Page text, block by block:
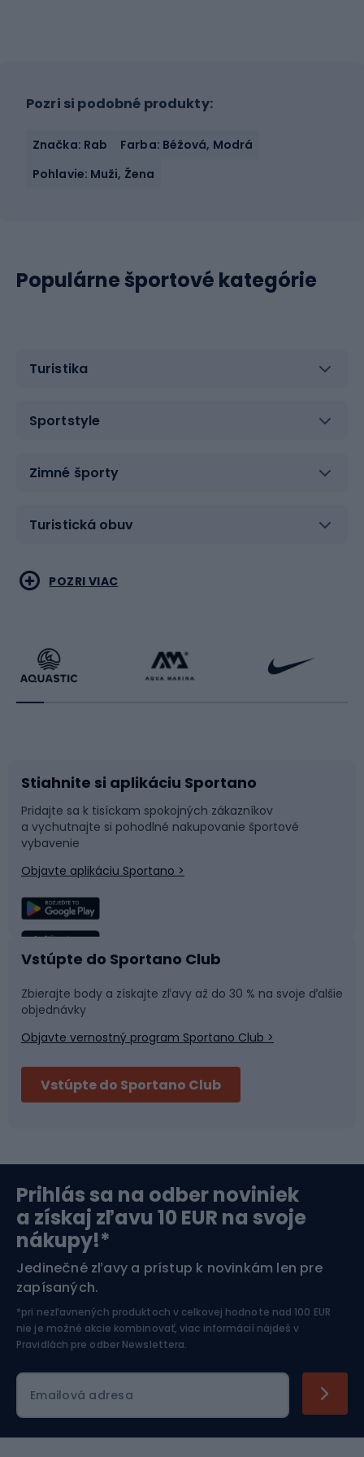
Pozri si podobné produkty:
Značka: Rab
Farba: Béžová, Modrá
Pohlavie: Muži, Žena
Populárne športové kategórie
Turistika
Sportstyle
Zimné športy
Turistická obuv
Vodné športy
Beh
Príslušenstvo k bicyklom
Časti bicyklov
Rybolov
Športová medicína
Bushcraft
Bikepacking
Orientačný beh
Bojové umenia
Raketové športy
Sane a kĺzačky
Snowboard
Plávanie
Tímové športy
Fitness a posilňovňa
Cyklistické prilby
Lyžovanie
Športová elektronika
Jazdectvo
POZRI VIAC
Stiahnite si aplikáciu Sportano
Pridajte sa k tisíckam spokojných zákazníkov
a vychutnajte si pohodlné nakupovanie športové
vybavenie
Objavte aplikáciu Sportano >
Vstúpte do Sportano Club
Zbierajte body a získajte zľavy až do 30 % na svoje ďalšie
objednávky
Objavte vernostný program Sportano Club >
Vstúpte do Sportano Club
Prihlás sa na odber noviniek
a získaj zľavu 10 EUR na svoje
nákupy!*
Jedinečné zľavy a prístup k novinkám len pre
zapísaných.
*pri nezľavnených produktoch v celkovej hodnote nad 100 EUR
nie je možné akcie kombinovať, viac informácií nájdeš v
Pravidlách pre odber Newslettera.
Emailová adresa